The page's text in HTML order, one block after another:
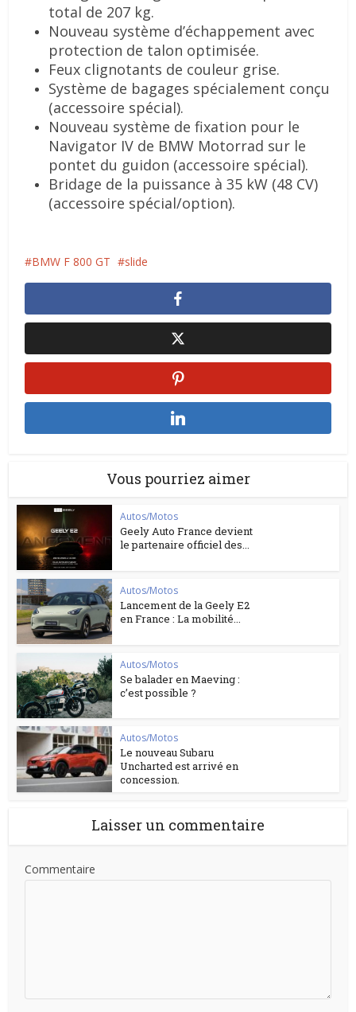
total de 207 kg.
Nouveau système d’échappement avec
protection de talon optimisée.
Feux clignotants de couleur grise.
Système de bagages spécialement conçu
(accessoire spécial).
Nouveau système de fixation pour le
Navigator IV de BMW Motorrad sur le
pontet du guidon (accessoire spécial).
Bridage de la puissance à 35 kW (48 CV)
(accessoire spécial/option).
BMW F 800 GT slide
Vous pourriez aimer
Autos/Motos
Geely Auto France devient
le partenaire officiel des...
Autos/Motos
Lancement de la Geely E2
en France : La mobilité...
Autos/Motos
Se balader en Maeving :
c’est possible ?
Autos/Motos
Le nouveau Subaru
Uncharted est arrivé en
concession.
Laisser un commentaire
Commentaire